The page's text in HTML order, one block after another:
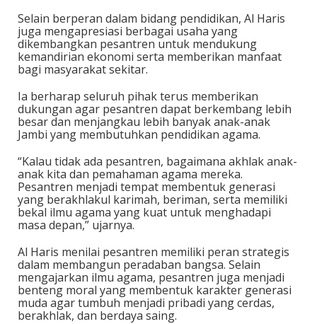
Selain berperan dalam bidang pendidikan, Al Haris
juga mengapresiasi berbagai usaha yang
dikembangkan pesantren untuk mendukung
kemandirian ekonomi serta memberikan manfaat
bagi masyarakat sekitar.
Ia berharap seluruh pihak terus memberikan
dukungan agar pesantren dapat berkembang lebih
besar dan menjangkau lebih banyak anak-anak
Jambi yang membutuhkan pendidikan agama.
“Kalau tidak ada pesantren, bagaimana akhlak anak-
anak kita dan pemahaman agama mereka.
Pesantren menjadi tempat membentuk generasi
yang berakhlakul karimah, beriman, serta memiliki
bekal ilmu agama yang kuat untuk menghadapi
masa depan,” ujarnya.
Al Haris menilai pesantren memiliki peran strategis
dalam membangun peradaban bangsa. Selain
mengajarkan ilmu agama, pesantren juga menjadi
benteng moral yang membentuk karakter generasi
muda agar tumbuh menjadi pribadi yang cerdas,
berakhlak, dan berdaya saing.